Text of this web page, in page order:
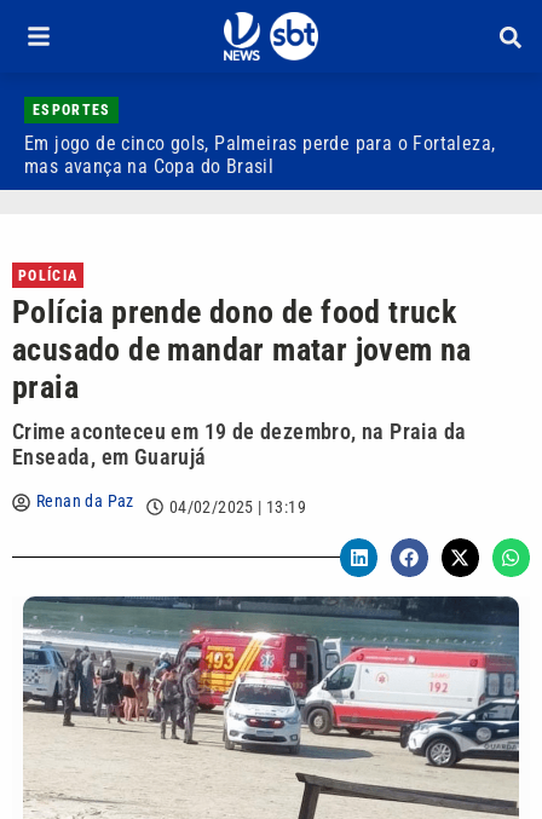
ESPORTES
Em jogo de cinco gols, Palmeiras perde para o Fortaleza,
mas avança na Copa do Brasil
POLÍCIA
Polícia prende dono de food truck
acusado de mandar matar jovem na
praia
Crime aconteceu em 19 de dezembro, na Praia da
Enseada, em Guarujá
Renan da Paz 04/02/2025 | 13:19